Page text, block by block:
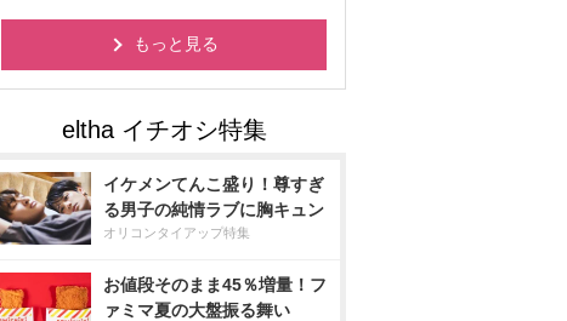
もっと見る
イケメンてんこ盛り！尊すぎ
る男子の純情ラブに胸キュン
オリコンタイアップ特集
お値段そのまま45％増量！フ
ァミマ夏の大盤振る舞い